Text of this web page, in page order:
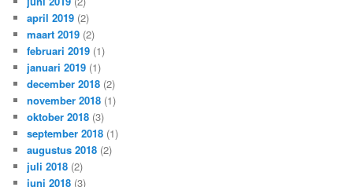
april 2019 (2)
maart 2019 (2)
februari 2019 (1)
januari 2019 (1)
december 2018 (2)
november 2018 (1)
oktober 2018 (3)
september 2018 (1)
augustus 2018 (2)
juli 2018 (2)
juni 2018 (3)